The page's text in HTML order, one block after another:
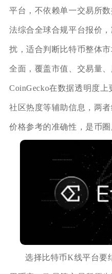
平台，不依赖单一交易所
法综合全球合规平台报价
扰，适合判断比特币整体
全面，覆盖市值、交易量
CoinGecko在数据透明度上
社区热度等辅助信息，两
价格参考的准确性，是币
选择比特币K线平台要